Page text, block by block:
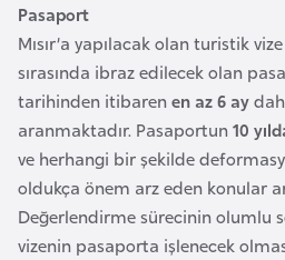
Pasaport
Mısır’a yapılacak olan turistik
sırasında ibraz edilecek olan
tarihinden itibarenen az 6 ay
aranmaktadır. Pasaportun10
ve herhangi bir şekilde
oldukça önem arz eden konular
Değerlendirme sürecinin olumlu
vizenin pasaporta işlenecek
b
u
t
i
Ç
n